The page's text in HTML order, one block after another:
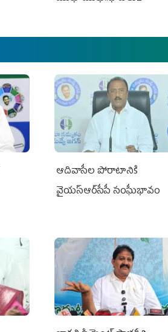
ఆదివాసీల పోరాటానికి
వైయ‌స్ఆర్‌సీపీ సంఘీభావం